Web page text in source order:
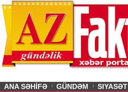
ANA SƏHİFƏ GÜNDƏM SIYASƏT